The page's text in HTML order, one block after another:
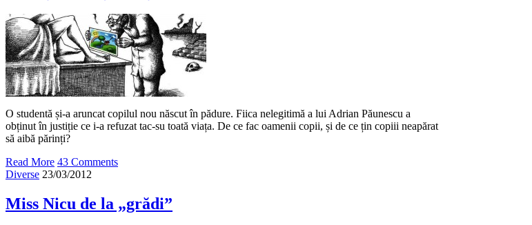
O studentă și-a aruncat copilul nou născut în pădure. Fiica nelegitimă a lui Adrian Păunescu a
obținut în justiție ce i-a refuzat tac-su toată viața. De ce fac oamenii copii, și de ce țin copiii neapărat
să aibă părinți?
Read More 43 Comments
Diverse 23/03/2012
Miss Nicu de la „grădi”